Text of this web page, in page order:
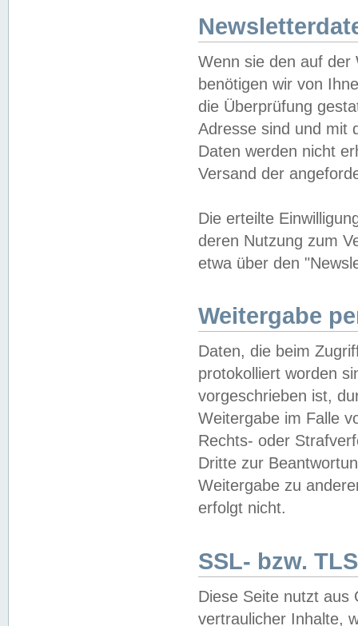
Wenn sie den auf der
benötigen wir von
die Überprüfung
Adresse sind und mit
Daten werden nicht
Versand der
Die erteilte
deren Nutzung zum
etwa über den
Weitergabe
Daten, die beim
protokolliert worden
vorgeschrieben ist,
Weitergabe im Falle
Rechts- oder
Dritte zur
Weitergabe zu
erfolgt nicht.
SSL- bzw.
Diese Seite nutzt aus
vertraulicher Inhalte,